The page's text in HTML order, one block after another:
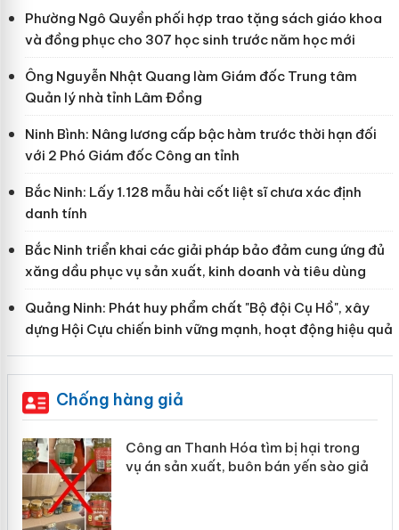
Phường Ngô Quyền phối hợp trao tặng sách giáo khoa
và đồng phục cho 307 học sinh trước năm học mới
Ông Nguyễn Nhật Quang làm Giám đốc Trung tâm
Quản lý nhà tỉnh Lâm Đồng
Ninh Bình: Nâng lương cấp bậc hàm trước thời hạn đối
với 2 Phó Giám đốc Công an tỉnh
Bắc Ninh: Lấy 1.128 mẫu hài cốt liệt sĩ chưa xác định
danh tính
Bắc Ninh triển khai các giải pháp bảo đảm cung ứng đủ
xăng dầu phục vụ sản xuất, kinh doanh và tiêu dùng
Quảng Ninh: Phát huy phẩm chất "Bộ đội Cụ Hồ", xây
dựng Hội Cựu chiến binh vững mạnh, hoạt động hiệu quả
Chống hàng giả
tìm bị hại trong
bán yến sào giả
Lào Cai xử lý 83 vụ vi
mại trong tháng 7